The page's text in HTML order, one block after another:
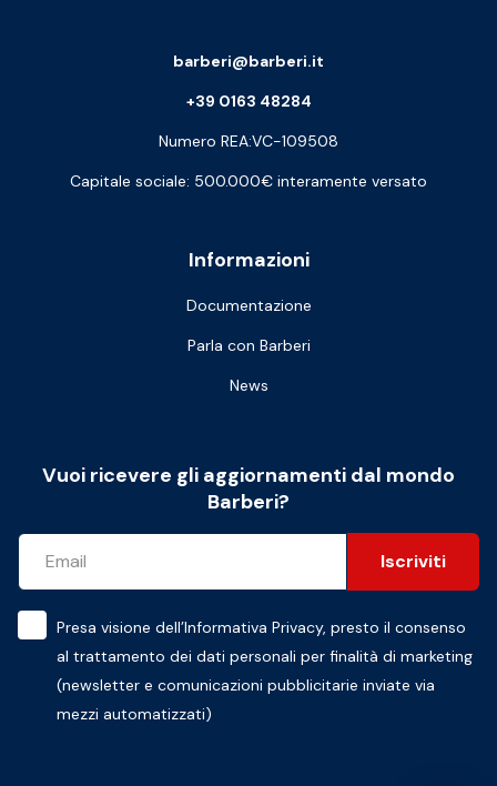
Informazioni
Documentazione
Parla con Barberi
News
barberi@barberi.it
+39 0163 48284
Numero REA:VC-109508
Capitale sociale: 500.000€ interamente versato
Vuoi ricevere gli aggiornamenti dal mondo
Barberi?
Iscriviti
Presa visione dell’Informativa Privacy, presto il consenso
al trattamento dei dati personali per finalità di marketing
(newsletter e comunicazioni pubblicitarie inviate via
mezzi automatizzati)